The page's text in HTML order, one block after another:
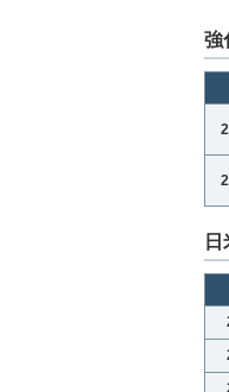
強